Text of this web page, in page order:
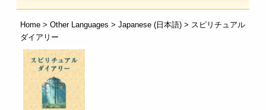
Home> Other Languages > Japanese (日本語)> スピリチュアル
ダイアリー